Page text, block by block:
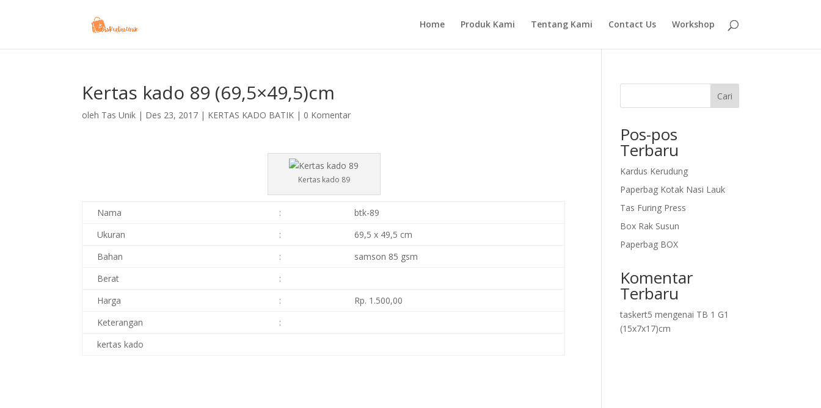
Home Produk Kami Tentang Kami Contact Us Workshop
Kertas kado 89 (69,5×49,5)cm
oleh Tas Unik | Des 23, 2017 | KERTAS KADO BATIK | 0 Komentar
Kertas kado 89
Nama :
btk-89
Ukuran
:
69,5 x 49,5 cm
Bahan
:
samson 85 gsm
Berat
:
Harga
:
Rp. 1.500,00
Keterangan
:
kertas kado
Cari
Pos-pos
Terbaru
Kardus Kerudung
Paperbag Kotak Nasi Lauk
Tas Furing Press
Box Rak Susun
Paperbag BOX
Komentar
Terbaru
taskert5 mengenai TB 1 G1
(15x7x17)cm